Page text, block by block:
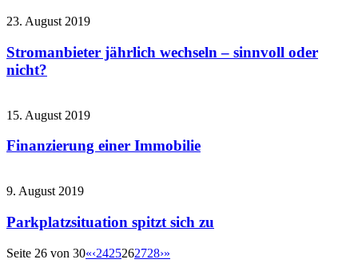
23. August 2019
Stromanbieter jährlich wechseln – sinnvoll oder
nicht?
15. August 2019
Finanzierung einer Immobilie
9. August 2019
Parkplatzsituation spitzt sich zu
Seite 26 von 30«‹2425262728›»